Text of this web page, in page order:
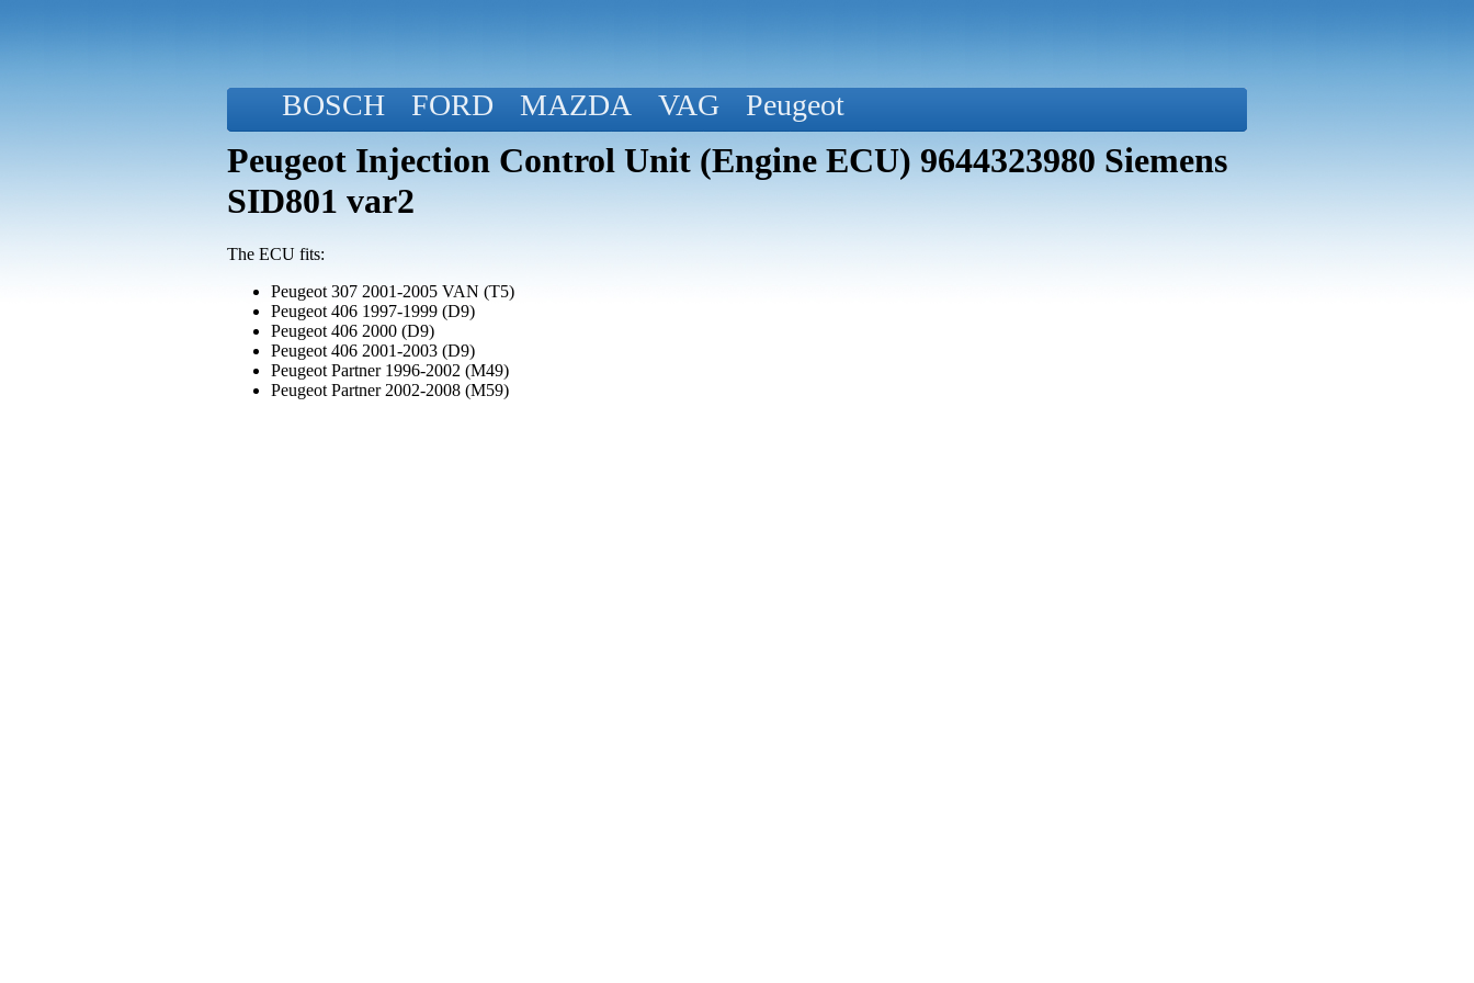
BOSCH FORD MAZDA VAG Peugeot
Peugeot Injection Control Unit (Engine ECU) 9644323980 Siemens
SID801 var2
The ECU fits:
Peugeot 307 2001-2005 VAN (T5)
Peugeot 406 1997-1999 (D9)
Peugeot 406 2000 (D9)
Peugeot 406 2001-2003 (D9)
Peugeot Partner 1996-2002 (M49)
Peugeot Partner 2002-2008 (M59)